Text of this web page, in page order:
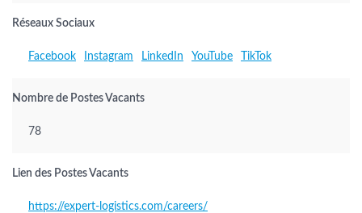
Réseaux Sociaux
Facebook Instagram LinkedIn YouTube TikTok
Nombre de Postes Vacants
78
Lien des Postes Vacants
https://expert-logistics.com/careers/